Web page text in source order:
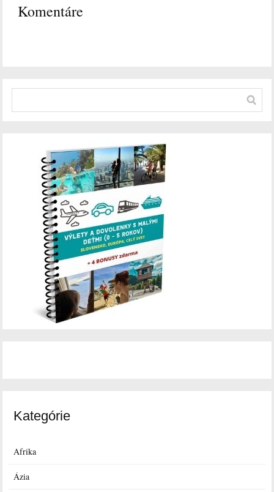
Komentáre
Kategórie
Afrika
Ázia